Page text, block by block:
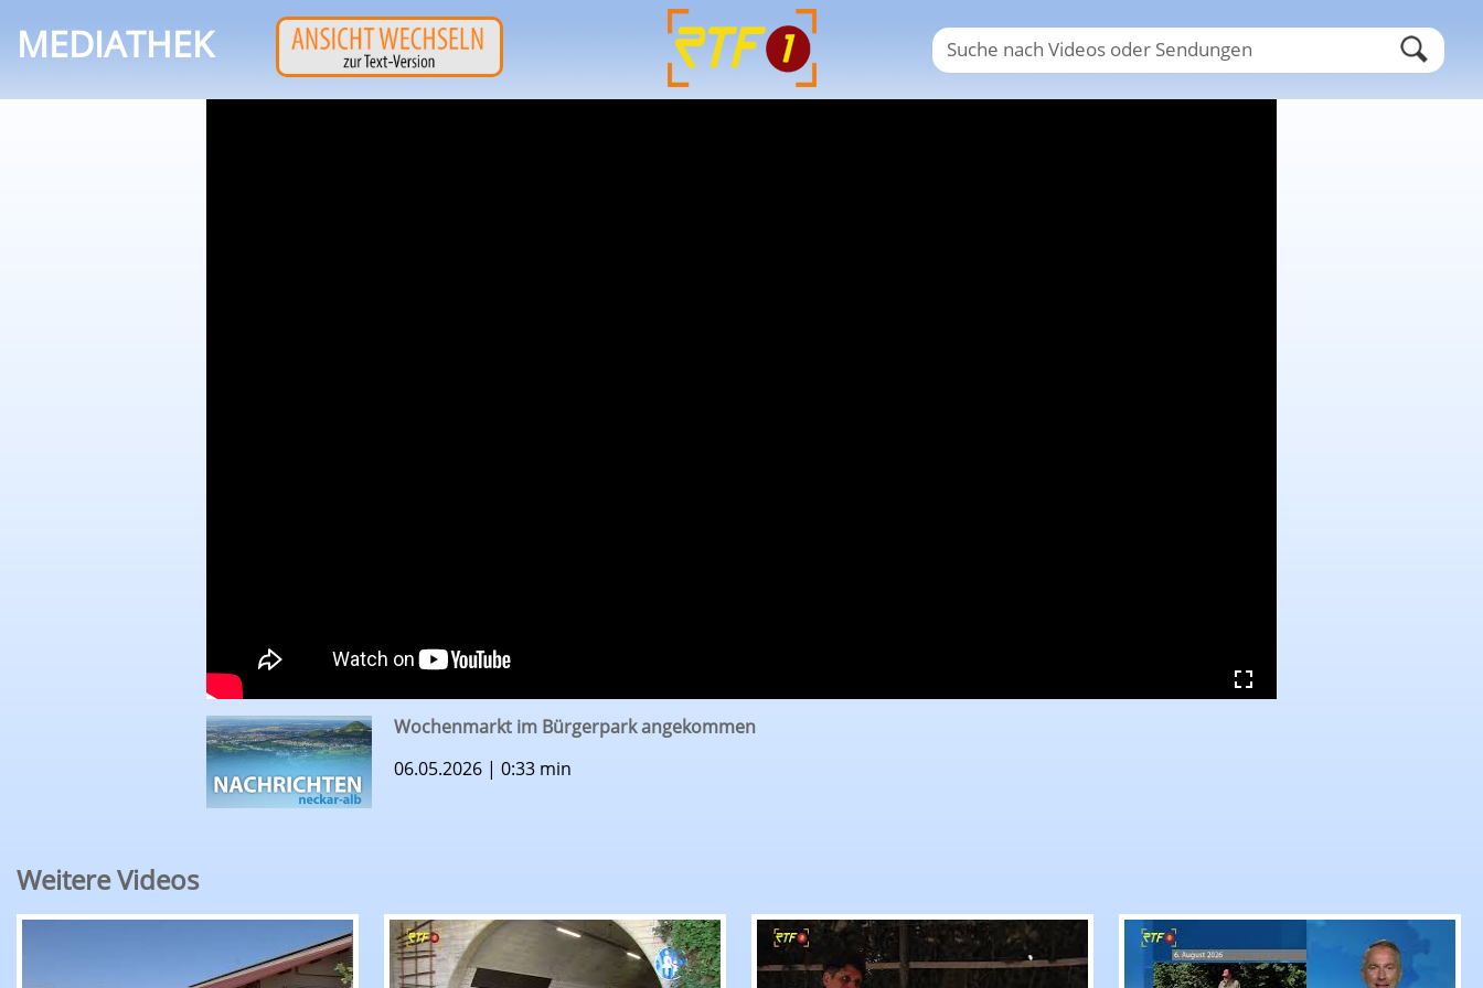
MEDIATHEK
Wochenmarkt im Bürgerpark angekommen
06.05.2026 | 0:33 min
Weitere Videos
RTF.1-Nachrichten: Erntepressegespräch des Kreisbauernverbands Reutlingen
RTF.1-Nachrichten: Keine Vollsperrung nötig: Radfahrertunnel durch Schlossberg wird bei laufendem Betrieb
RTF.1-Nachrichten: Kuratorenführung durch Georg Lutz: Green Fence
RTF.1-Nachrichten: